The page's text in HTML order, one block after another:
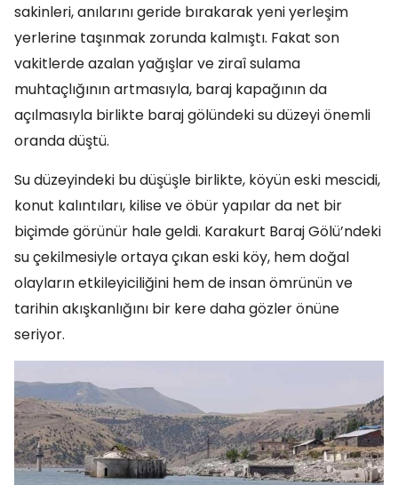
sakinleri, anılarını geride bırakarak yeni yerleşim
yerlerine taşınmak zorunda kalmıştı. Fakat son
vakitlerde azalan yağışlar ve ziraî sulama
muhtaçlığının artmasıyla, baraj kapağının da
açılmasıyla birlikte baraj gölündeki su düzeyi önemli
oranda düştü.
Su düzeyindeki bu düşüşle birlikte, köyün eski mescidi,
konut kalıntıları, kilise ve öbür yapılar da net bir
biçimde görünür hale geldi. Karakurt Baraj Gölü’ndeki
su çekilmesiyle ortaya çıkan eski köy, hem doğal
olayların etkileyiciliğini hem de insan ömrünün ve
tarihin akışkanlığını bir kere daha gözler önüne
seriyor.